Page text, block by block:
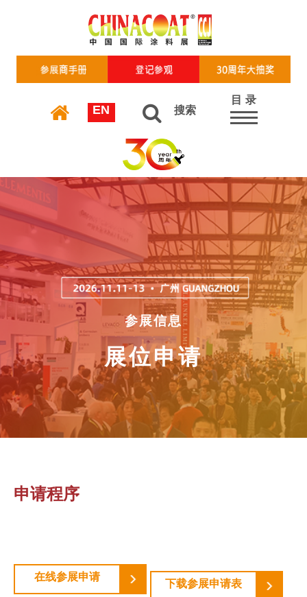
EN 搜索
目 录
参展信息
展位申请
申请程序
在线参展申请 下载参展申请表